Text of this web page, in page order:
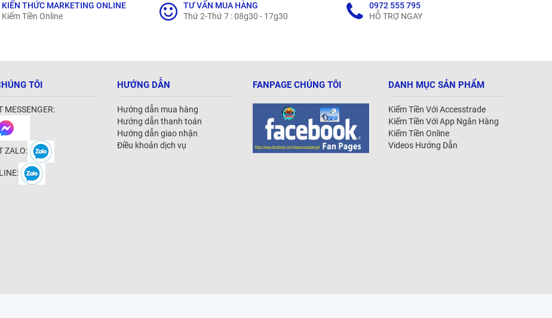
KIẾN THỨC MARKETING ONLINE
Kiếm Tiền Online
TƯ VẤN MUA HÀNG
Thứ 2-Thứ 7 : 08g30 - 17g30
0972 555 795
HỖ TRỢ NGAY
TÔI
MESSENGER:
ZALO:
HƯỚNG DẪN
Hướng dẫn mua hàng
Hướng dẫn thanh toán
Hướng dẫn giao nhận
Điều khoản dịch vụ
FANPAGE CHÚNG TÔI DANH MỤC SẢN PHẨM
Kiếm Tiền Với Accesstrade
Kiếm Tiền Với App Ngân Hàng
Kiếm Tiền Online
Videos Hướng Dẫn